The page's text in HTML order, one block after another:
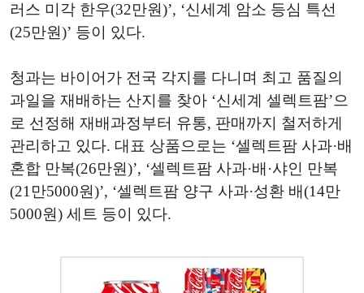
러스 미각 한우(32만원)’, ‘신세계 암소 등심 특선
(25만원)’ 등이 있다.
청과는 바이어가 전국 각지를 다니며 최고 품질의
과일을 재배하는 산지를 찾아 ‘신세계 셀렉트팜’으
로 선정해 재배과정부터 유통, 판매까지 철저하게
관리하고 있다. 대표 상품으로는 ‘셀렉트팜 사과·배
혼합 만복(26만원)’, ‘셀렉트팜 사과·배·샤인 만복
(21만5000원)’, ‘셀렉트팜 양구 사과·성환 배(14만
5000원) 세트 등이 있다.